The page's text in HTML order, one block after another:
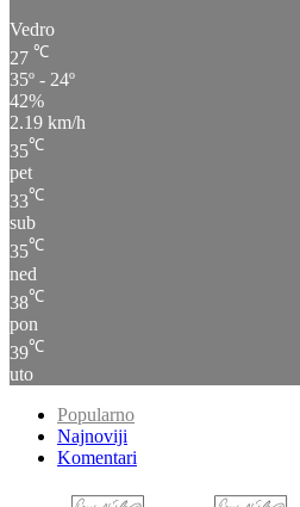
35º - 24º
42%
2.19 km/h
35℃
pet
33 ℃
sub
35 ℃
ned
38 ℃
pon
39 ℃
uto
Komentari